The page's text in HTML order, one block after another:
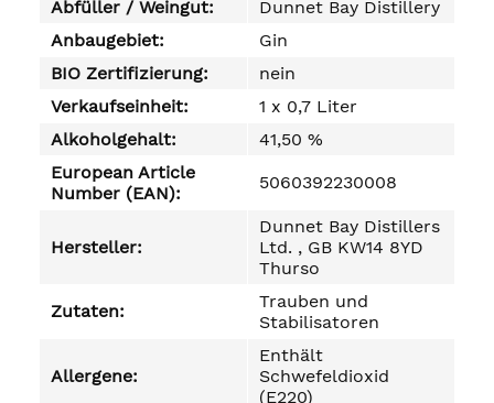
Abfüller / Weingut:
Dunnet Bay Distillery
Anbaugebiet:
Gin
BIO Zertifizierung:
nein
Verkaufseinheit:
1 x 0,7 Liter
Alkoholgehalt:
41,50 %
European Article
Number (EAN):
5060392230008
Hersteller:
Dunnet Bay Distillers
Ltd. , GB KW14 8YD
Thurso
Zutaten:
Trauben und
Stabilisatoren
Allergene:
Enthält
Schwefeldioxid
(E220)